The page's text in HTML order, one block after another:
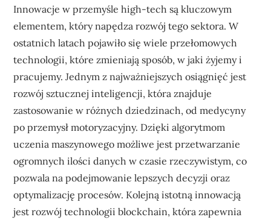
Innowacje w przemyśle high-tech są kluczowym
elementem, który napędza rozwój tego sektora. W
ostatnich latach pojawiło się wiele przełomowych
technologii, które zmieniają sposób, w jaki żyjemy i
pracujemy. Jednym z najważniejszych osiągnięć jest
rozwój sztucznej inteligencji, która znajduje
zastosowanie w różnych dziedzinach, od medycyny
po przemysł motoryzacyjny. Dzięki algorytmom
uczenia maszynowego możliwe jest przetwarzanie
ogromnych ilości danych w czasie rzeczywistym, co
pozwala na podejmowanie lepszych decyzji oraz
optymalizację procesów. Kolejną istotną innowacją
jest rozwój technologii blockchain, która zapewnia